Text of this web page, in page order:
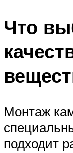
Что
Монтаж
подходит